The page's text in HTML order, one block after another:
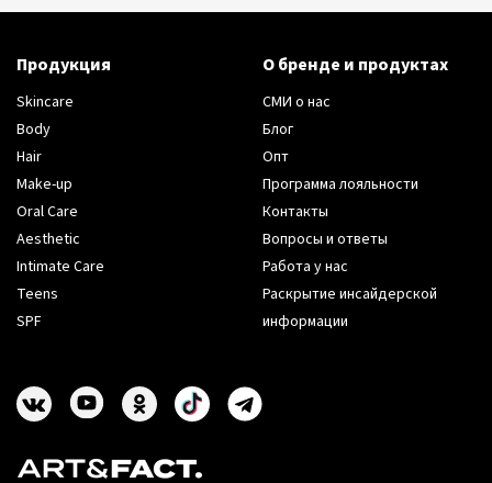
Продукция
Skincare
Body
Hair
Make-up
Oral Care
Aesthetic
Intimate Care
Teens
SPF
О бренде и продуктах
СМИ о нас
Блог
Опт
Программа лояльности
Контакты
Вопросы и ответы
Работа у нас
Раскрытие инсайдерской
информации